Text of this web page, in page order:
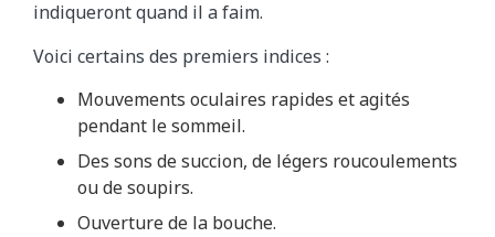
indiqueront quand il a faim.
Voici certains des premiers indices :
Mouvements oculaires rapides et agités
pendant le sommeil.
Des sons de succion, de légers roucoulements
ou de soupirs.
Ouverture de la bouche.